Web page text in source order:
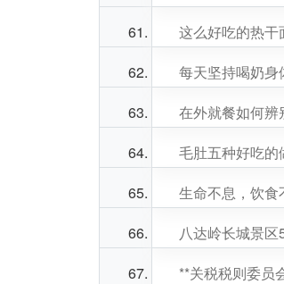
这么好吃的热干
每天坚持喝奶
在外就餐如何辨
毛肚五种好吃的
生命不息，饮食
八达岭长城景
**关税税则委员